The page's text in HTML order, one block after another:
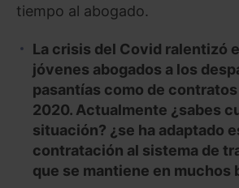
tiempo al abogado.
La crisis del Covid ralentizó
jóvenes abogados a los
pasantías como de
2020. Actualmente ¿sabes
situación? ¿se ha adaptado
contratación al sistema de
que se mantiene en muchos